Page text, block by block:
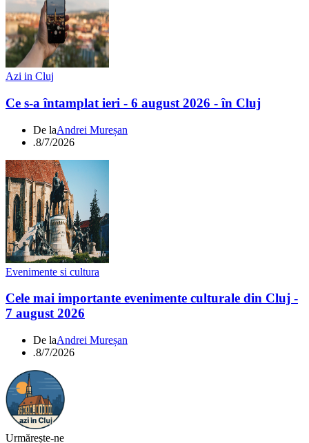
Azi in Cluj
Ce s-a întamplat ieri - 6 august 2026 - în Cluj
De laAndrei Mureșan
.8/7/2026
Evenimente si cultura
Cele mai importante evenimente culturale din Cluj -
7 august 2026
De laAndrei Mureșan
.8/7/2026
Urmărește-ne